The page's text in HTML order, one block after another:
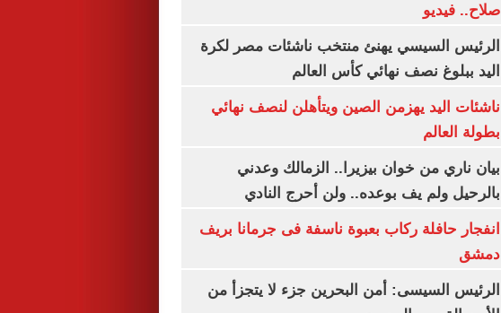
صلاح.. فيديو
الرئيس السيسي يهنئ منتخب ناشئات مصر لكرة
اليد ببلوغ نصف نهائي كأس العالم
ناشئات اليد يهزمن الصين ويتأهلن لنصف نهائي
بطولة العالم
بيان ناري من خوان بيزيرا.. الزمالك وعدني
بالرحيل ولم يف بوعده.. ولن أحرج النادي
انفجار حافلة ركاب بعبوة ناسفة فى جرمانا بريف
دمشق
الرئيس السيسى: أمن البحرين جزء لا يتجزأ من